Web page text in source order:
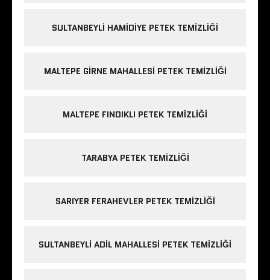
SULTANBEYLI HAMIDIYE PETEK TEMIZLIĞI
MALTEPE GIRNE MAHALLESI PETEK TEMIZLIĞI
MALTEPE FINDIKLI PETEK TEMIZLIĞI
TARABYA PETEK TEMIZLIĞI
SARIYER FERAHEVLER PETEK TEMIZLIĞI
SULTANBEYLI ADIL MAHALLESI PETEK TEMIZLIĞI